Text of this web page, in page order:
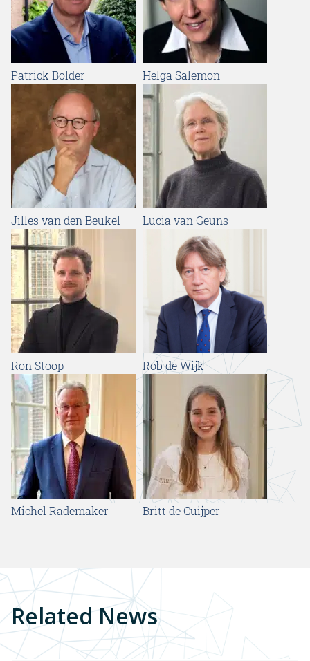
Patrick Bolder Helga Salemon
Jilles van den Beukel Lucia van Geuns
Ron Stoop Rob de Wijk
Michel Rademaker Britt de Cuijper
Related News